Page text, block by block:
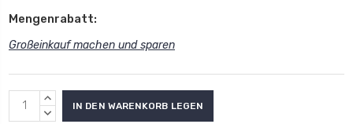
Mengenrabatt:
Großeinkauf machen und sparen
Aktueller
Lagerbestand:
MENGE
VON
MENGE